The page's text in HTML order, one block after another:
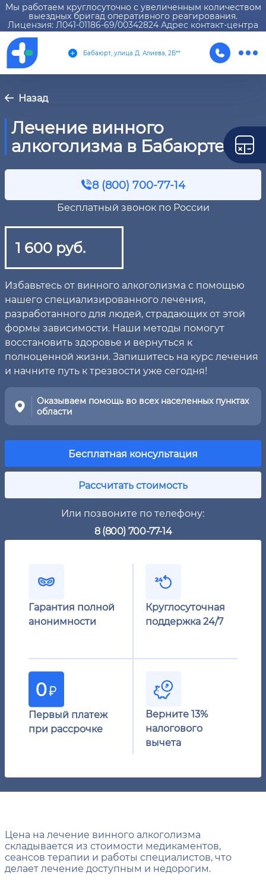
Мы работаем круглосуточно с увеличенным количеством
выездных бригад оперативного реагирования.
Лицензия: Л041-01186-69/00342824 Адрес контакт-центра
Бабаюрт, улица Д. Алиева, 2Б**
Назад
Лечение винного
алкоголизма в Бабаюрте
8 (800) 700-77-14
Бесплатный звонок по России
1 600 руб.
Избавьтесь от винного алкоголизма с помощью
нашего специализированного лечения,
разработанного для людей, страдающих от этой
формы зависимости. Наши методы помогут
восстановить здоровье и вернуться к
полноценной жизни. Запишитесь на курс лечения
и начните путь к трезвости уже сегодня!
Оказываем помощь во всех населенных пунктах
области
Бесплатная консультация
Рассчитать стоимость
Или позвоните по телефону:
8 (800) 700-77-14
Гарантия полной
анонимности
Круглосуточная
поддержка 24/7
Первый платеж
при рассрочке
Верните 13%
налогового
вычета
Цена на лечение винного алкоголизма
складывается из стоимости медикаментов,
сеансов терапии и работы специалистов, что
делает лечение доступным и недорогим.